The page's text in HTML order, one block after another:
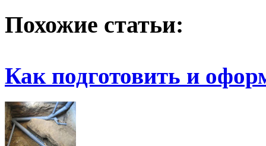
Похожие статьи:
Как подготовить и